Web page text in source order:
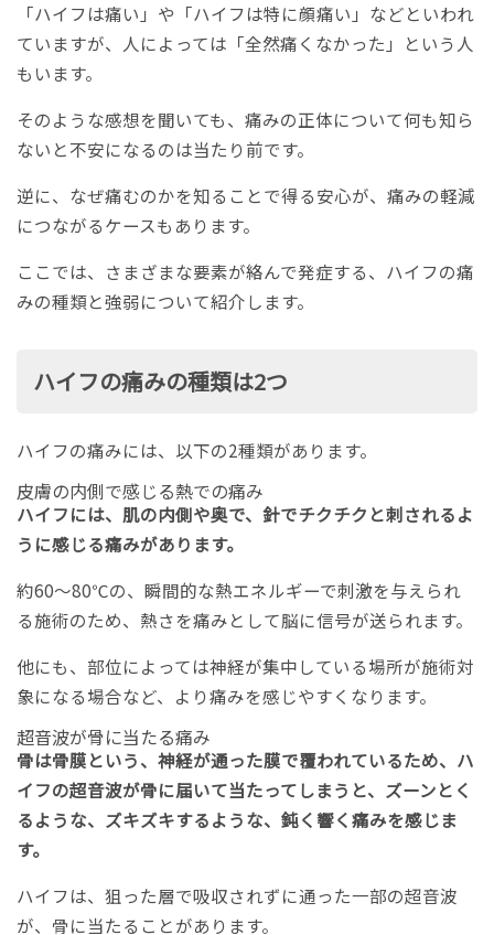
「ハイフは痛い」や「ハイフは特に顔痛い」などといわれ
ていますが、人によっては「全然痛くなかった」という人
もいます。
そのような感想を聞いても、痛みの正体について何も知ら
ないと不安になるのは当たり前です。
逆に、なぜ痛むのかを知ることで得る安心が、痛みの軽減
につながるケースもあります。
ここでは、さまざまな要素が絡んで発症する、ハイフの痛
みの種類と強弱について紹介します。
ハイフの痛みの種類は2つ
ハイフの痛みには、以下の2種類があります。
皮膚の内側で感じる熱での痛み
ハイフには、肌の内側や奥で、針でチクチクと刺されるよ
うに感じる痛みがあります。
約60～80℃の、瞬間的な熱エネルギーで刺激を与えられ
る施術のため、熱さを痛みとして脳に信号が送られます。
他にも、部位によっては神経が集中している場所が施術対
象になる場合など、より痛みを感じやすくなります。
超音波が骨に当たる痛み
骨は骨膜という、神経が通った膜で覆われているため、ハ
イフの超音波が骨に届いて当たってしまうと、ズーンとく
るような、ズキズキするような、鈍く響く痛みを感じま
す。
ハイフは、狙った層で吸収されずに通った一部の超音波
が、骨に当たることがあります。